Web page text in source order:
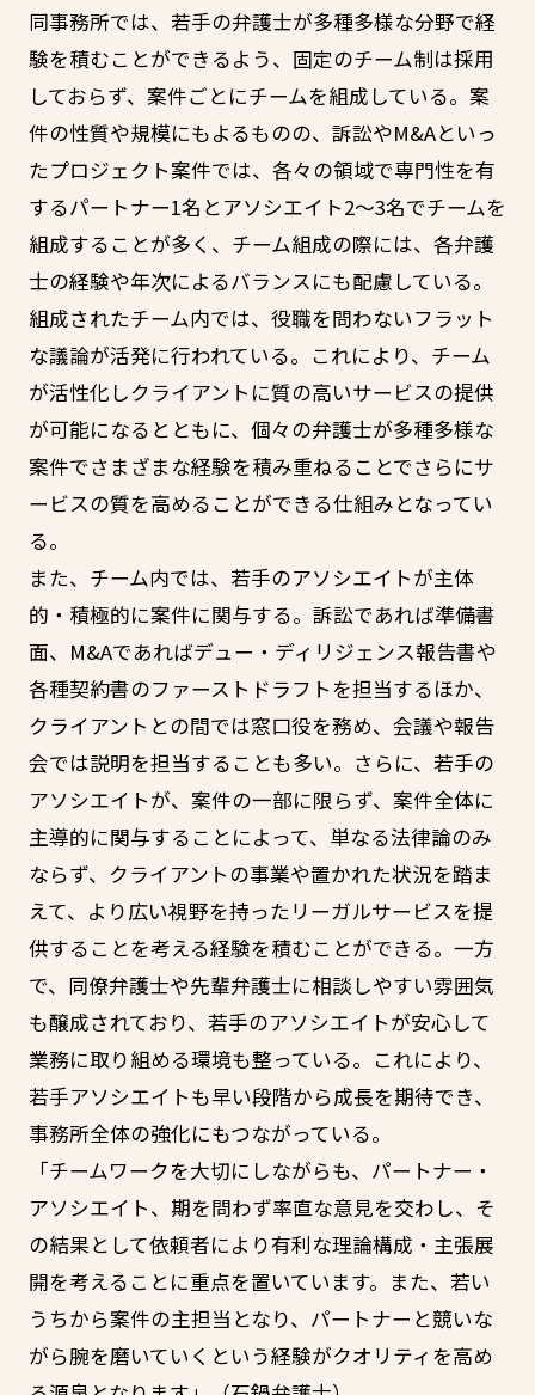
同事務所では、若手の弁護士が多種多様な分野で経
験を積むことができるよう、固定のチーム制は採用
しておらず、案件ごとにチームを組成している。案
件の性質や規模にもよるものの、訴訟やM&Aといっ
たプロジェクト案件では、各々の領域で専門性を有
するパートナー1名とアソシエイト2～3名でチームを
組成することが多く、チーム組成の際には、各弁護
士の経験や年次によるバランスにも配慮している。
組成されたチーム内では、役職を問わないフラット
な議論が活発に行われている。これにより、チーム
が活性化しクライアントに質の高いサービスの提供
が可能になるとともに、個々の弁護士が多種多様な
案件でさまざまな経験を積み重ねることでさらにサ
ービスの質を高めることができる仕組みとなってい
る。
また、チーム内では、若手のアソシエイトが主体
的・積極的に案件に関与する。訴訟であれば準備書
面、M&Aであればデュー・ディリジェンス報告書や
各種契約書のファーストドラフトを担当するほか、
クライアントとの間では窓口役を務め、会議や報告
会では説明を担当することも多い。さらに、若手の
アソシエイトが、案件の一部に限らず、案件全体に
主導的に関与することによって、単なる法律論のみ
ならず、クライアントの事業や置かれた状況を踏ま
えて、より広い視野を持ったリーガルサービスを提
供することを考える経験を積むことができる。一方
で、同僚弁護士や先輩弁護士に相談しやすい雰囲気
も醸成されており、若手のアソシエイトが安心して
業務に取り組める環境も整っている。これにより、
若手アソシエイトも早い段階から成長を期待でき、
事務所全体の強化にもつながっている。
「チームワークを大切にしながらも、パートナー・
アソシエイト、期を問わず率直な意見を交わし、そ
の結果として依頼者により有利な理論構成・主張展
開を考えることに重点を置いています。また、若い
うちから案件の主担当となり、パートナーと競いな
がら腕を磨いていくという経験がクオリティを高め